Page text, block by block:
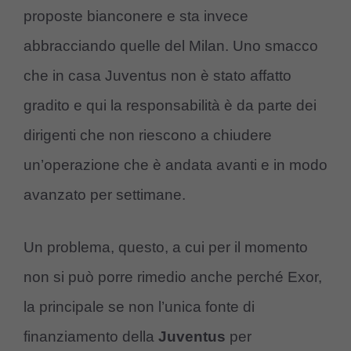
proposte bianconere e sta invece
abbracciando quelle del Milan. Uno smacco
che in casa Juventus non è stato affatto
gradito e qui la responsabilità è da parte dei
dirigenti che non riescono a chiudere
un’operazione che è andata avanti e in modo
avanzato per settimane.
Un problema, questo, a cui per il momento
non si può porre rimedio anche perché Exor,
la principale se non l’unica fonte di
finanziamento della Juventus per